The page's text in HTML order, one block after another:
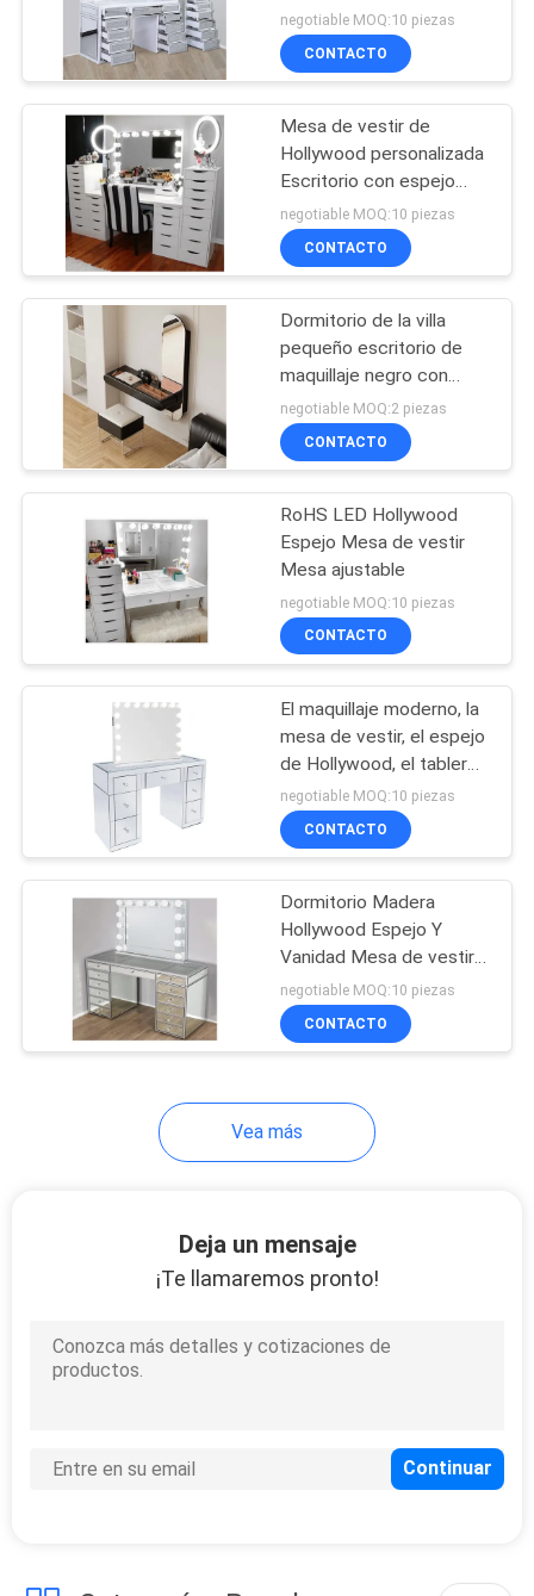
SOLICITAR
UNA
COTIZACIÓN
MAPA
SITIO
POLÍTICAS
PRIVACIDAD
espejo del
maquillaje
27
espejo de
hollywood
Sistemas de los
muebles del
dormitorio
El gabinete de la
cocina
armario del
de baño
negotiable MOQ:10 piezas
CONTACTO
Mesa de vestir de
Hollywood personalizada
Escritorio con espejo
para el dormitorio
negotiable MOQ:10 piezas
CONTACTO
Dormitorio de la villa
pequeño escritorio de
maquillaje negro con
cajones y luces LED
negotiable MOQ:2 piezas
CONTACTO
RoHS LED Hollywood
Espejo Mesa de vestir
Mesa ajustable
negotiable MOQ:10 piezas
CONTACTO
El maquillaje moderno, la
mesa de vestir, el espejo
de Hollywood, el tablero
de MDF.
negotiable MOQ:10 piezas
CONTACTO
Dormitorio Madera
Hollywood Espejo Y
Vanidad Mesa de vestir
Con Luces
negotiable MOQ:10 piezas
CONTACTO
Vea más
Deja un mensaje
¡Te llamaremos pronto!